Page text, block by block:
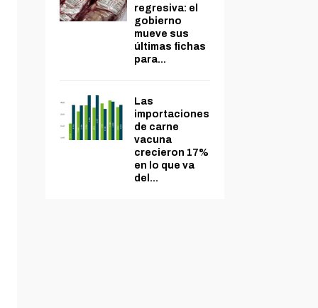
regresiva: el
gobierno
mueve sus
últimas fichas
para...
Las
importaciones
de carne
vacuna
crecieron 17%
en lo que va
del...